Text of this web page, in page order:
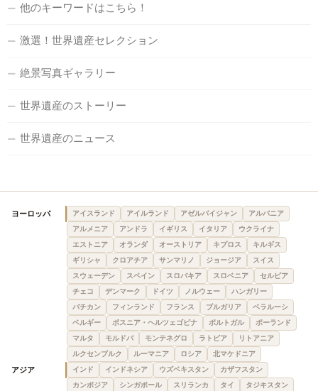
他のキーワードはこちら！
激選！世界遺産セレクション
絶景写真ギャラリー
世界遺産のストーリー
世界遺産のニュース
ヨーロッパ アイスランド アイルランド アゼルバイジャン
アルバニア
アルメニア
アンドラ イギリス イタリア
ウクライナ
エストニア
オランダ オーストリア キプロス
キルギス
ギリシャ
クロアチア サンマリノ ジョージア
スイス
スウェーデン
スペイン スロバキア スロベニア
セルビア
チェコ
デンマーク ドイツ ノルウェー
ハンガリー
バチカン
フィンランド フランス ブルガリア
ベラルーシ
ベルギー
ボスニア・ヘルツェゴビナ ポルトガル
ポーランド
マルタ
モルドバ モンテネグロ ラトビア
リトアニア
ルクセンブルク
ルーマニア ロシア 北マケドニア
アジア インド インドネシア ウズベキスタン
カザフスタン
カンボジア
シンガポール スリランカ タイ
タジキスタン